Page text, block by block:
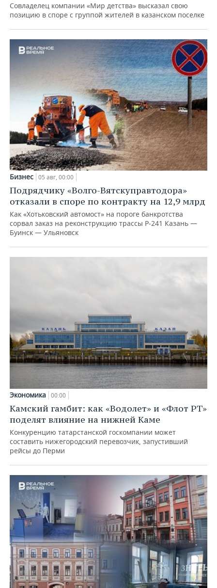
Совладелец компании «Мир детства» высказал свою
позицию в споре с группой жителей в казанском поселке
Бизнес 05 авг, 00:00
Подрядчику «Волго-Вятскуправтодора»
отказали в споре по контракту на 12,9 млрд
Как «Хотьковский автомост» на пороге банкротства
сорвал заказ на реконструкцию трассы Р‑241 Казань —
Буинск — Ульяновск
Экономика 00:00
Камский гамбит: как «Водолет» и «Флот РТ»
поделят влияние на нижней Каме
Конкуренцию татарстанской госкомпании может
составить нижегородский перевозчик, запустивший
рейсы до Перми